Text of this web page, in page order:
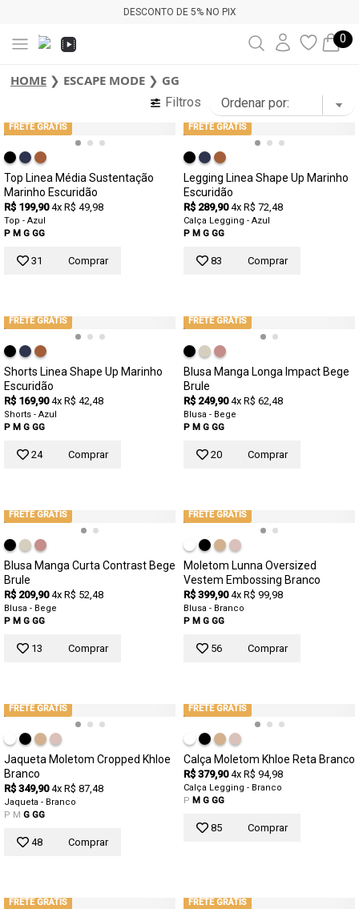
DESCONTO DE 5% NO PIX
0
HOME ❯ ESCAPE MODE ❯ GG
Filtros
FRETE GRÁTIS
Top Linea Média Sustentação
Marinho Escuridão
R$ 199,90 4x R$ 49,98
Top - Azul
P M G GG
31 Comprar
FRETE GRÁTIS
Legging Linea Shape Up Marinho
Escuridão
R$ 289,90 4x R$ 72,48
Calça Legging - Azul
P M G GG
83 Comprar
FRETE GRÁTIS
Shorts Linea Shape Up Marinho
Escuridão
R$ 169,90 4x R$ 42,48
Shorts - Azul
P M G GG
24 Comprar
FRETE GRÁTIS
Blusa Manga Longa Impact Bege
Brule
R$ 249,90 4x R$ 62,48
Blusa - Bege
P M G GG
20 Comprar
FRETE GRÁTIS
Blusa Manga Curta Contrast Bege
Brule
R$ 209,90 4x R$ 52,48
Blusa - Bege
P M G GG
13 Comprar
FRETE GRÁTIS
Moletom Lunna Oversized
Vestem Embossing Branco
R$ 399,90 4x R$ 99,98
Blusa - Branco
P M G GG
56 Comprar
FRETE GRÁTIS
Jaqueta Moletom Cropped Khloe
Branco
R$ 349,90 4x R$ 87,48
Jaqueta - Branco
P M G GG
48 Comprar
FRETE GRÁTIS
Calça Moletom Khloe Reta Branco
R$ 379,90 4x R$ 94,98
Calça Legging - Branco
P M G GG
85 Comprar
FRETE GRÁTIS FRETE GRÁTIS